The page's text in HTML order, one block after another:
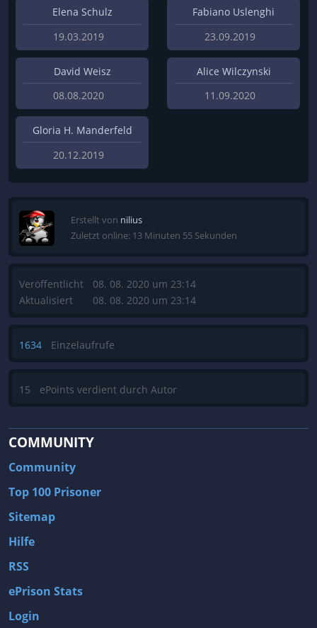
Elena Schulz
19.03.2019
Fabiano Uslenghi
23.09.2019
David Weisz
08.08.2020
Alice Wilczynski
11.09.2020
Gloria H. Manderfeld
20.12.2019
Erstellt von nilius
Zuletzt online: 13 Minuten 55 Sekunden
Veröffentlicht
Aktualisiert
08. 08. 2020 um 23:14
08. 08. 2020 um 23:14
1634 Einzelaufrufe
15 ePoints verdient durch Autor
COMMUNITY
Community
Top 100 Prisoner
Sitemap
Hilfe
RSS
ePrison Stats
Login